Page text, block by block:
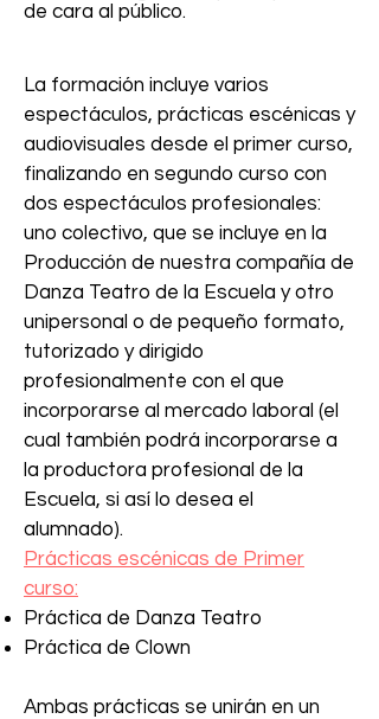
de cara al público.
La formación incluye varios
espectáculos, prácticas escénicas y
audiovisuales desde el primer curso,
finalizando en segundo curso con
dos espectáculos profesionales:
uno colectivo, que se incluye en la
Producción de nuestra compañía de
Danza Teatro de la Escuela y otro
unipersonal o de pequeño formato,
tutorizado y dirigido
profesionalmente con el que
incorporarse al mercado laboral (el
cual también podrá incorporarse a
la productora profesional de la
Escuela, si así lo desea el
alumnado).
Prácticas escénicas de Primer
curso:
Práctica de Danza Teatro
Práctica de Clown
Ambas prácticas se unirán en un